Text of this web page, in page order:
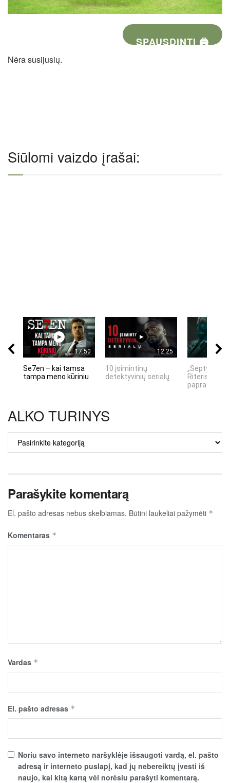
SPAUSDINTI 🖨
Nėra susijusių.
Siūlomi vaizdo įrašai:
17:50
Se7en – kai tamsa
tampa meno kūriniu
12:25
10 įsimintinų
detektyvinių serialų
„Septynių
Riteris" – kai
ALKO TURINYS
TURINYS
Parašykite komentarą
El. pašto adresas nebus skelbiamas. Būtini laukeliai pažymėti *
Komentaras *
Vardas *
El. pašto adresas *
Noriu savo interneto naršyklėje išsaugoti vardą, el. pašto
adresą ir interneto puslapį, kad jų nebereiktų įvesti iš
naujo, kai kitą kartą vėl norėsiu parašyti komentarą.